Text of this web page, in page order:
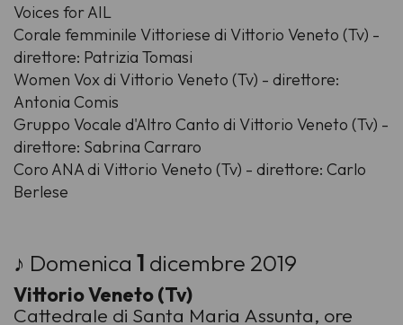
Voices for AIL
Corale femminile Vittoriese di Vittorio Veneto (Tv) -
direttore: Patrizia Tomasi
Women Vox di Vittorio Veneto (Tv) - direttore:
Antonia Comis
Gruppo Vocale d'Altro Canto di Vittorio Veneto (Tv) -
direttore: Sabrina Carraro
Coro ANA di Vittorio Veneto (Tv) - direttore: Carlo
Berlese
♪ Domenica 1 dicembre 2019
Vittorio Veneto (Tv)
Cattedrale di Santa Maria Assunta, ore